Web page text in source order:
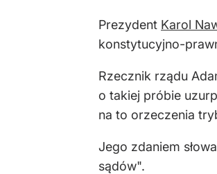
Prezydent Karol
konstytucyjno-
Rzecznik rządu
o takiej próbie
na to orzeczenia
Jego zdaniem
sądów".